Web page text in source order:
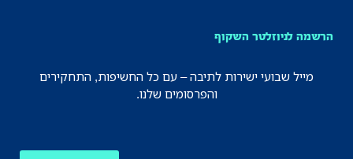
הרשמה לניוזלטר השקוף
מייל שבועי ישירות לתיבה – עם כל החשיפות, התחקירים
והפרסומים שלנו.